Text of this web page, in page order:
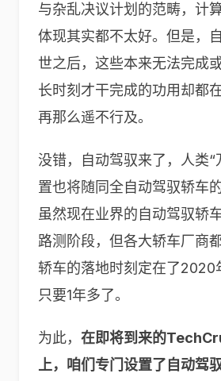
与杂乱决议计划的范畴，计
体现其实都不太好。但是，
世之后，这些本来无法完成
长时刻才干完成的功用却都
再那么遥不行及。
没错，自动驾驭来了，人类“
置也将随同全自动驾驭轿车
虽然现在业界的自动驾驭轿
路测阶段，但各大轿车厂商
轿车的落地时刻定在了2020
只要1年多了。
为此， 在即将到来的
上，咱们专门设置了自动驾